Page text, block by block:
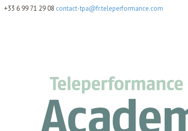
+33 6 99 71 29 08 contact-tpa@fr.teleperformance.com